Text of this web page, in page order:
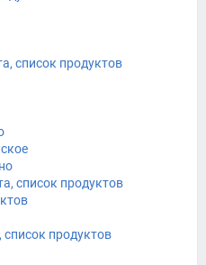
список продуктов
список продуктов
продуктов